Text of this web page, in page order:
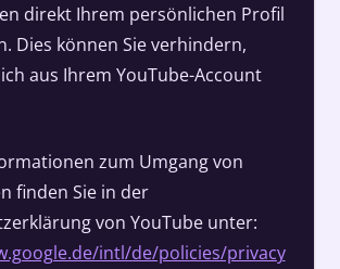
direkt Ihrem persönlichen Profil
Dies können Sie verhindern,
aus Ihrem YouTube-Account
zum Umgang von
finden Sie in der
von YouTube unter:
intl/de/policies/privacy